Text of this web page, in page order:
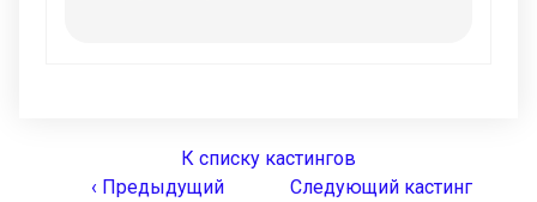
К списку кастингов
‹ Предыдущий
Следующий кастинг